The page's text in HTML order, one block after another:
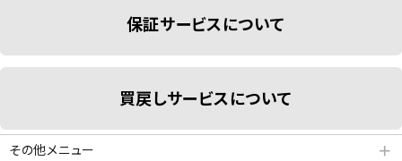
保証サービスについて
買戻しサービスについて
その他メニュー ＋